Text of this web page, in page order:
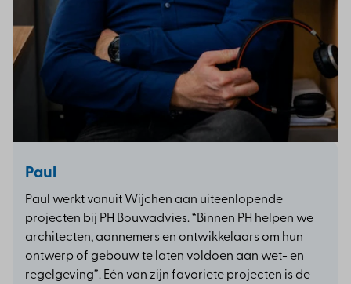
Paul
Paul werkt vanuit Wijchen aan uiteenlopende
projecten bij PH Bouwadvies. “Binnen PH helpen we
architecten, aannemers en ontwikkelaars om hun
ontwerp of gebouw te laten voldoen aan wet- en
regelgeving”. Eén van zijn favoriete projecten is de